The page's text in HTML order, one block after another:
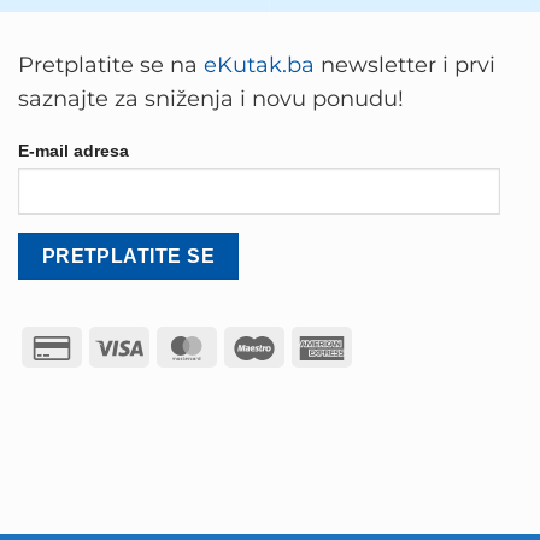
Pretplatite se na eKutak.ba newsletter i prvi
saznajte za sniženja i novu ponudu!
E-mail adresa
Credit
Visa MasterCard
Maestro